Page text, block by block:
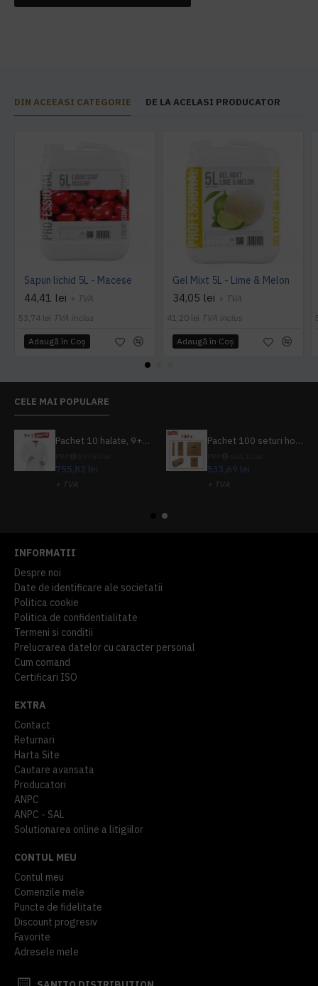
DIN ACEEASI CATEGORIE DE LA ACELASI PRODUCATOR
Sapun lichid 5L - Macese
44,41 lei + TVA
53,74 lei TVA inclus
Adaugă în Coş
Gel Mixt 5L - Lime & Melon
34,05 lei + TVA
41,20 lei TVA inclus
Adaugă în Coş
CELE MAI POPULARE
Pachet 10 halate, 9+1 gratuit
755,82 lei
+ TVA
Pachet 100 seturi hoteliere, set dentar, set barbierit, casca de dus, pila unghii, set cusut
533,69 lei
+ TVA
INFORMATII
Despre noi
Date de identificare ale societatii
Politica cookie
Politica de confidentialitate
Termeni si conditii
Prelucrarea datelor cu caracter personal
Cum comand
Certificari ISO
EXTRA
Contact
Returnari
Harta Site
Cautare avansata
Producatori
ANPC
ANPC - SAL
Solutionarea online a litigiilor
CONTUL MEU
Contul meu
Comenzile mele
Puncte de fidelitate
Discount progresiv
Favorite
Adresele mele